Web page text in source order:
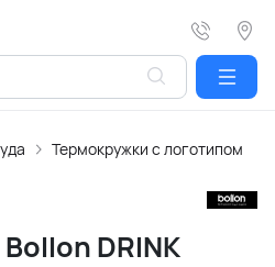
Термокружки с логотипом
DRINK